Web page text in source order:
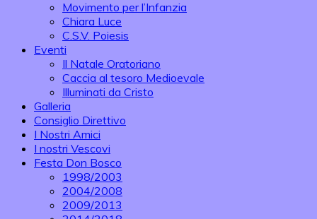
Movimento per l’Infanzia
Chiara Luce
C.S.V. Poiesis
Eventi
Il Natale Oratoriano
Caccia al tesoro Medioevale
Illuminati da Cristo
Galleria
Consiglio Direttivo
I Nostri Amici
I nostri Vescovi
Festa Don Bosco
1998/2003
2004/2008
2009/2013